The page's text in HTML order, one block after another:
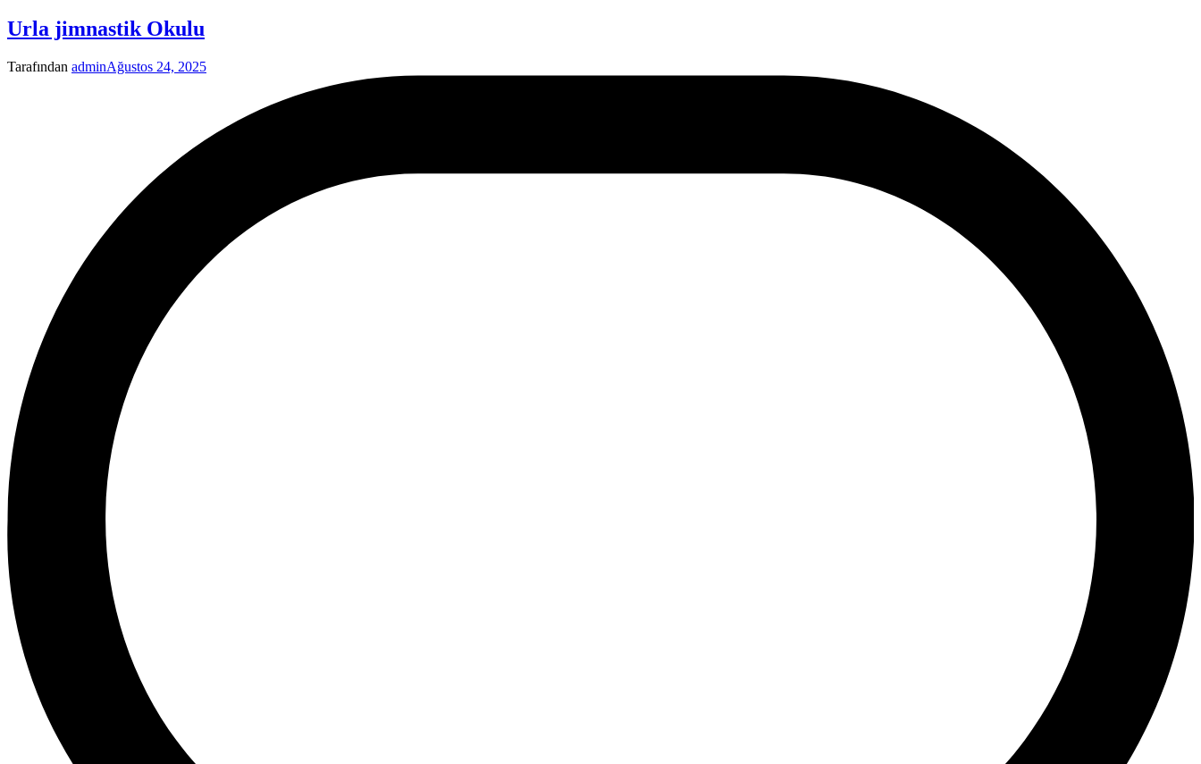
Urla jimnastik Okulu
Tarafından adminAğustos 24, 2025